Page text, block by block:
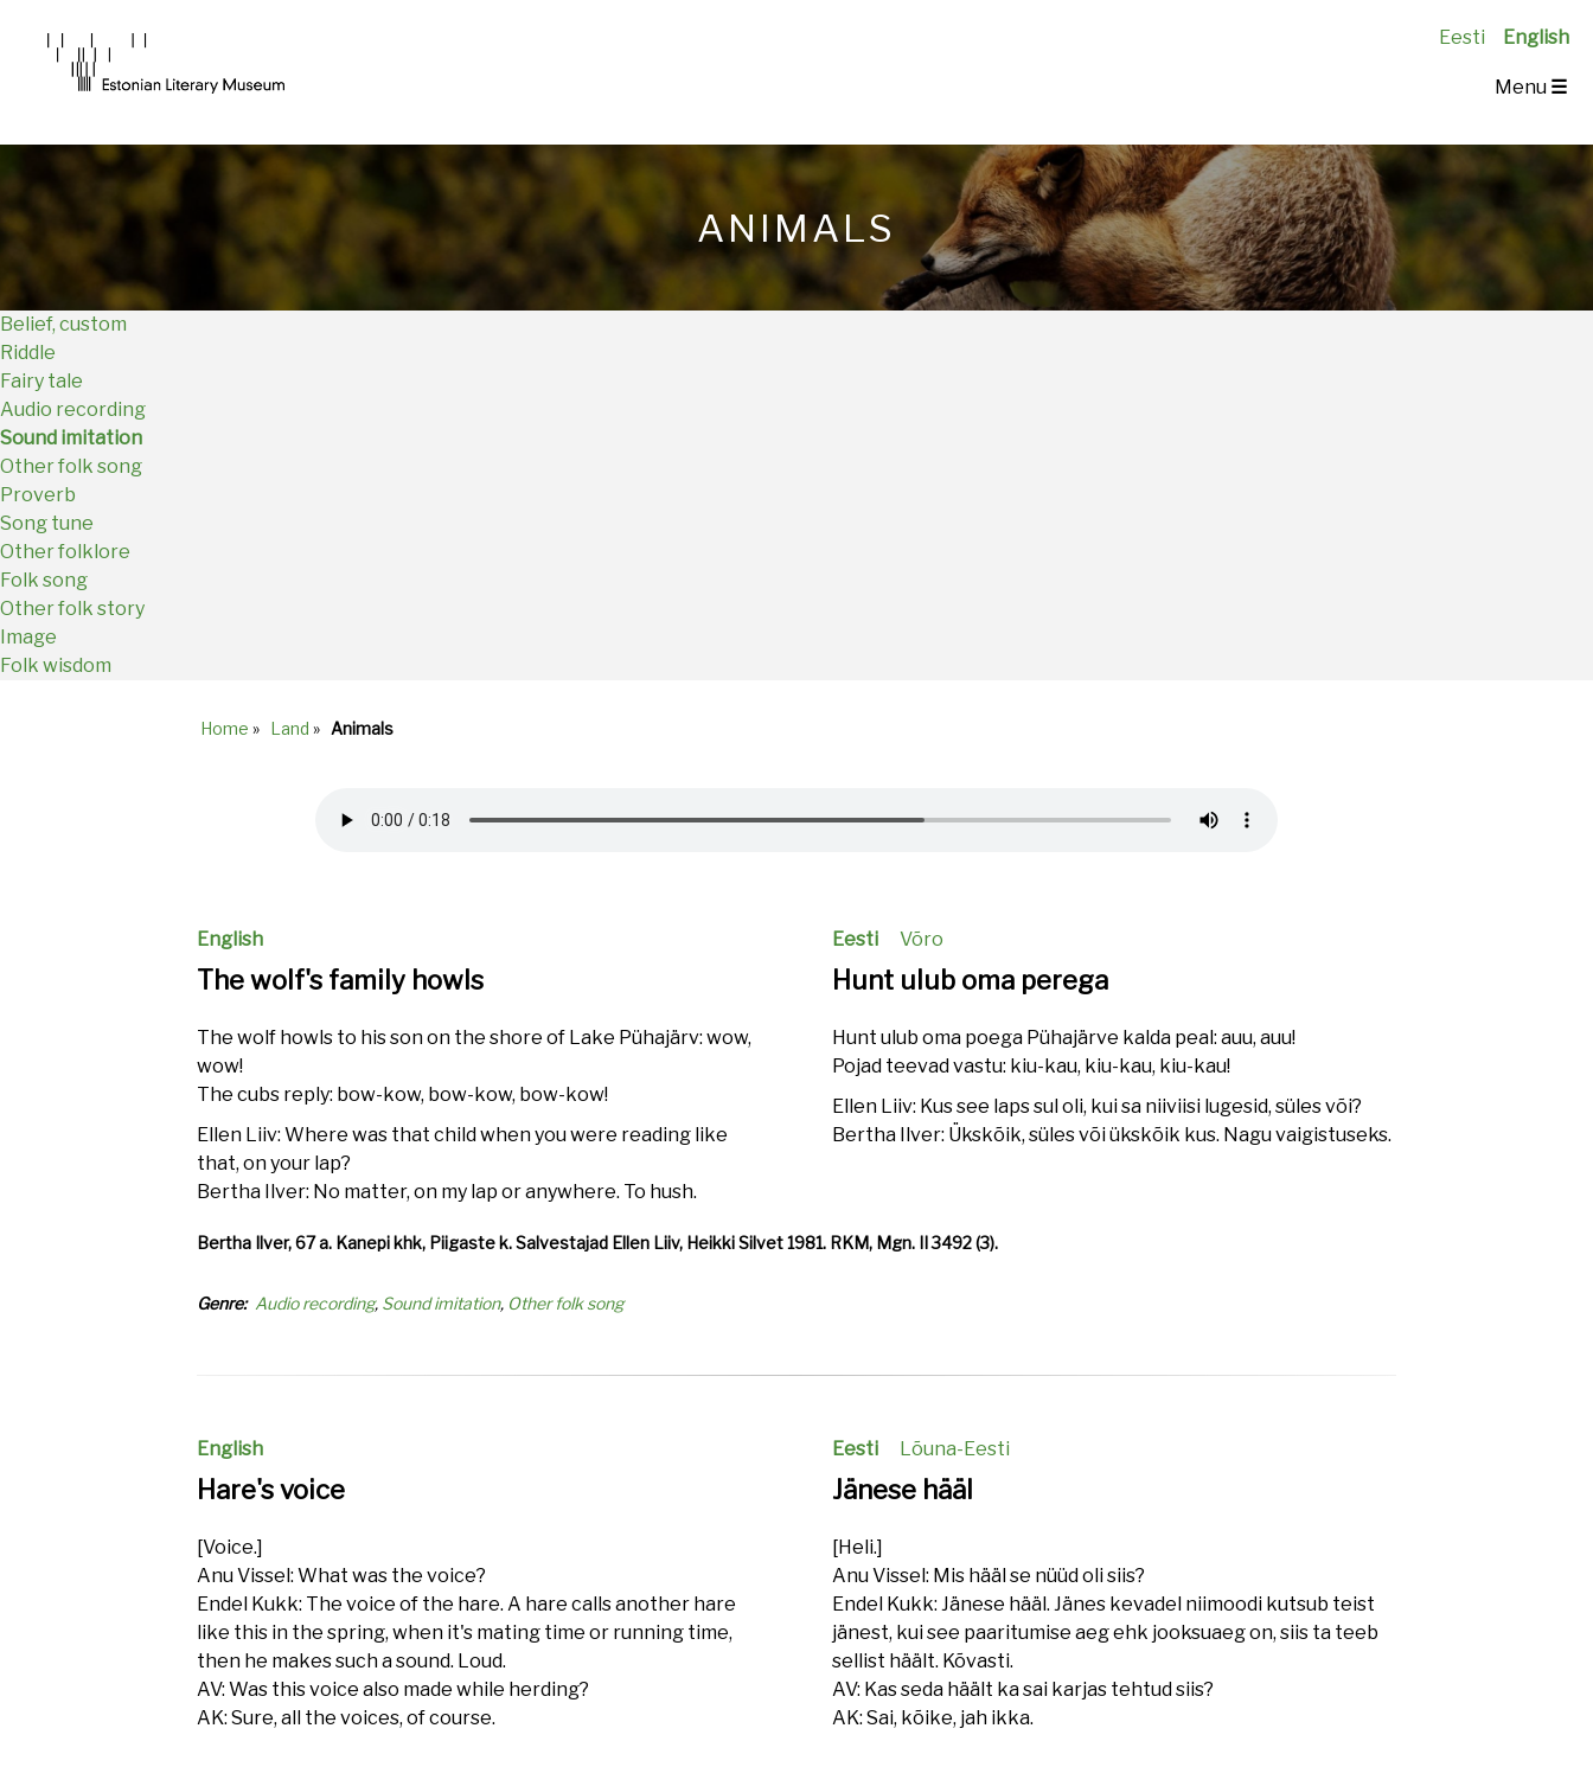
Eesti English
Main
EN
Menu ☰
ANIMALS
Belief, custom
Riddle
Fairy tale
Audio recording
Sound imitation
Other folk song
Proverb
Song tune
Other folklore
Folk song
Other folk story
Image
Folk wisdom
Home » Land » Animals
English
The wolf's family howls
The wolf howls to his son on the shore of Lake Pühajärv: wow,
wow!
The cubs reply: bow-kow, bow-kow, bow-kow!
Ellen Liiv: Where was that child when you were reading like
that, on your lap?
Bertha Ilver: No matter, on my lap or anywhere. To hush.
Eesti Võro
Hunt ulub oma perega
Hunt ulub oma poega Pühajärve kalda peal: auu, auu!
Pojad teevad vastu: kiu-kau, kiu-kau, kiu-kau!
Ellen Liiv: Kus see laps sul oli, kui sa niiviisi lugesid, süles või?
Bertha Ilver: Ükskõik, süles või ükskõik kus. Nagu vaigistuseks.
Bertha Ilver, 67 a. Kanepi khk, Piigaste k. Salvestajad Ellen Liiv, Heikki Silvet 1981. RKM, Mgn. II 3492 (3).
Genre Audio recording Sound imitation Other folk song
English
Hare's voice
[Voice.]
Anu Vissel: What was the voice?
Endel Kukk: The voice of the hare. A hare calls another hare
like this in the spring, when it's mating time or running time,
then he makes such a sound. Loud.
AV: Was this voice also made while herding?
AK: Sure, all the voices, of course.
Eesti Lõuna-Eesti
Jänese hääl
[Heli.]
Anu Vissel: Mis hääl se nüüd oli siis?
Endel Kukk: Jänese hääl. Jänes kevadel niimoodi kutsub teist
jänest, kui see paaritumise aeg ehk jooksuaeg on, siis ta teeb
sellist häält. Kõvasti.
AV: Kas seda häält ka sai karjas tehtud siis?
AK: Sai, kõike, jah ikka.